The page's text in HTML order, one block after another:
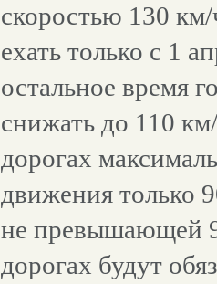
скоростью 130
ехать только с 1
остальное время
снижать до 110
дорогах
движения только
не превышающей
дорогах будут